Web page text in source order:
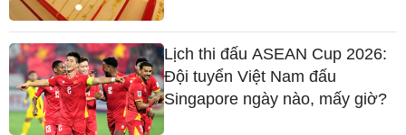
Lịch thi đấu ASEAN Cup 2026:
Đội tuyển Việt Nam đấu
Singapore ngày nào, mấy giờ?